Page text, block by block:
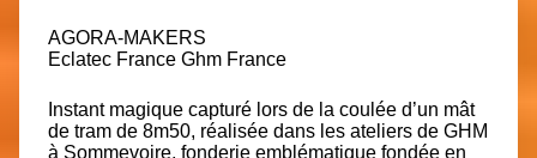
AGORA-MAKERS
Eclatec France Ghm France
Instant magique capturé lors de la coulée d’un mât
de tram de 8m50, réalisée dans les ateliers de GHM
à Sommevoire, fonderie emblématique fondée en